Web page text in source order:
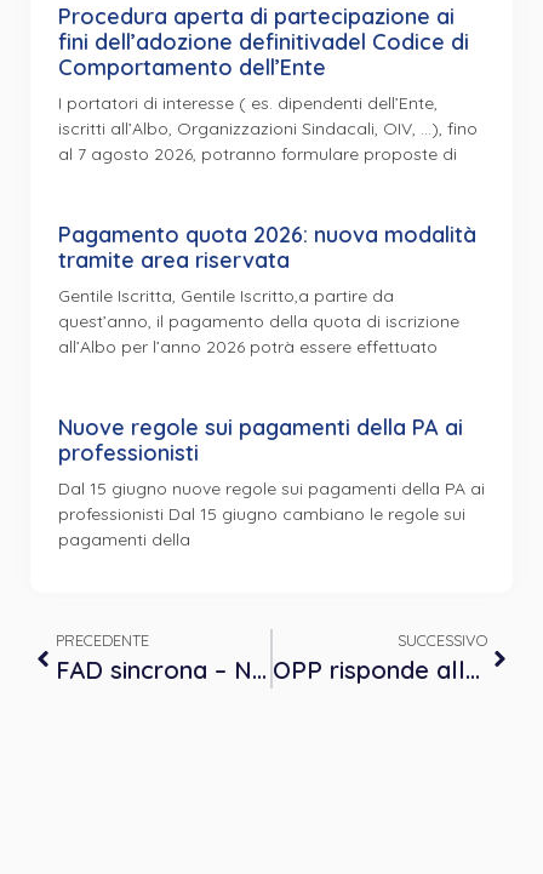
Procedura aperta di partecipazione ai
fini dell’adozione definitivadel Codice di
Comportamento dell’Ente
I portatori di interesse ( es. dipendenti dell’Ente,
iscritti all’Albo, Organizzazioni Sindacali, OIV, …), fino
al 7 agosto 2026, potranno formulare proposte di
Pagamento quota 2026: nuova modalità
tramite area riservata
Gentile Iscritta, Gentile Iscritto,a partire da
quest’anno, il pagamento della quota di iscrizione
all’Albo per l’anno 2026 potrà essere effettuato
Nuove regole sui pagamenti della PA ai
professionisti
Dal 15 giugno nuove regole sui pagamenti della PA ai
professionisti Dal 15 giugno cambiano le regole sui
pagamenti della
PRECEDENTE
FAD sincrona – Nuove prospettive nell’elaborazione del lutto 6 ottobre
SUCCESSIVO
OPP risponde alle richieste di chiarimento delle Iscritte e degli Iscritti all’albo